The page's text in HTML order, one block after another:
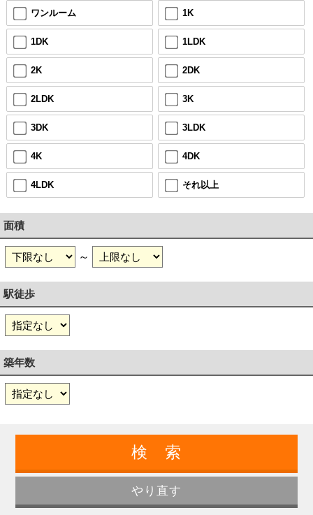
ワンルーム 1K
1DK 1LDK
2K 2DK
2LDK 3K
3DK 3LDK
4K 4DK
4LDK それ以上
面積
～
駅徒歩
築年数